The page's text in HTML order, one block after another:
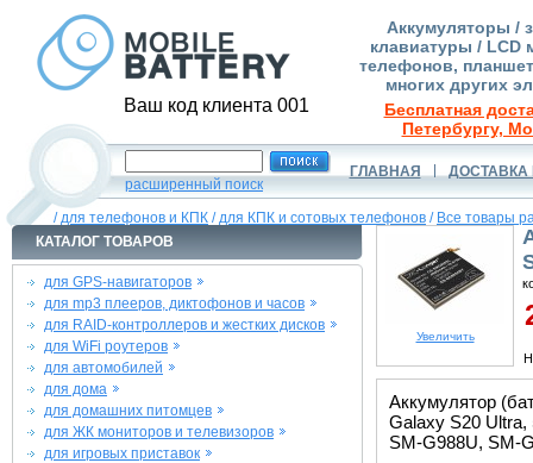
Ваш код клиента 001
Аккумуляторы /
клавиатуры / LCD
телефонов,
многих других
Бесплатная
Петербургу,
расширенный поиск
ГЛАВНАЯ ДОСТАВКА
/для телефонов и КПК /для КПК и сотовых телефонов / Все товары
КАТАЛОГ ТОВАРОВ
для GPS-навигаторов
для mp3 плееров, диктофонов и часов
для RAID-контроллеров и жестких дисков
для WiFi роутеров
для автомобилей
для дома
для домашних питомцев
для ЖК мониторов и телевизоров
для игровых приставок
Увеличить
Аккумулятор
Galaxy S20
SM-G988U, SM-